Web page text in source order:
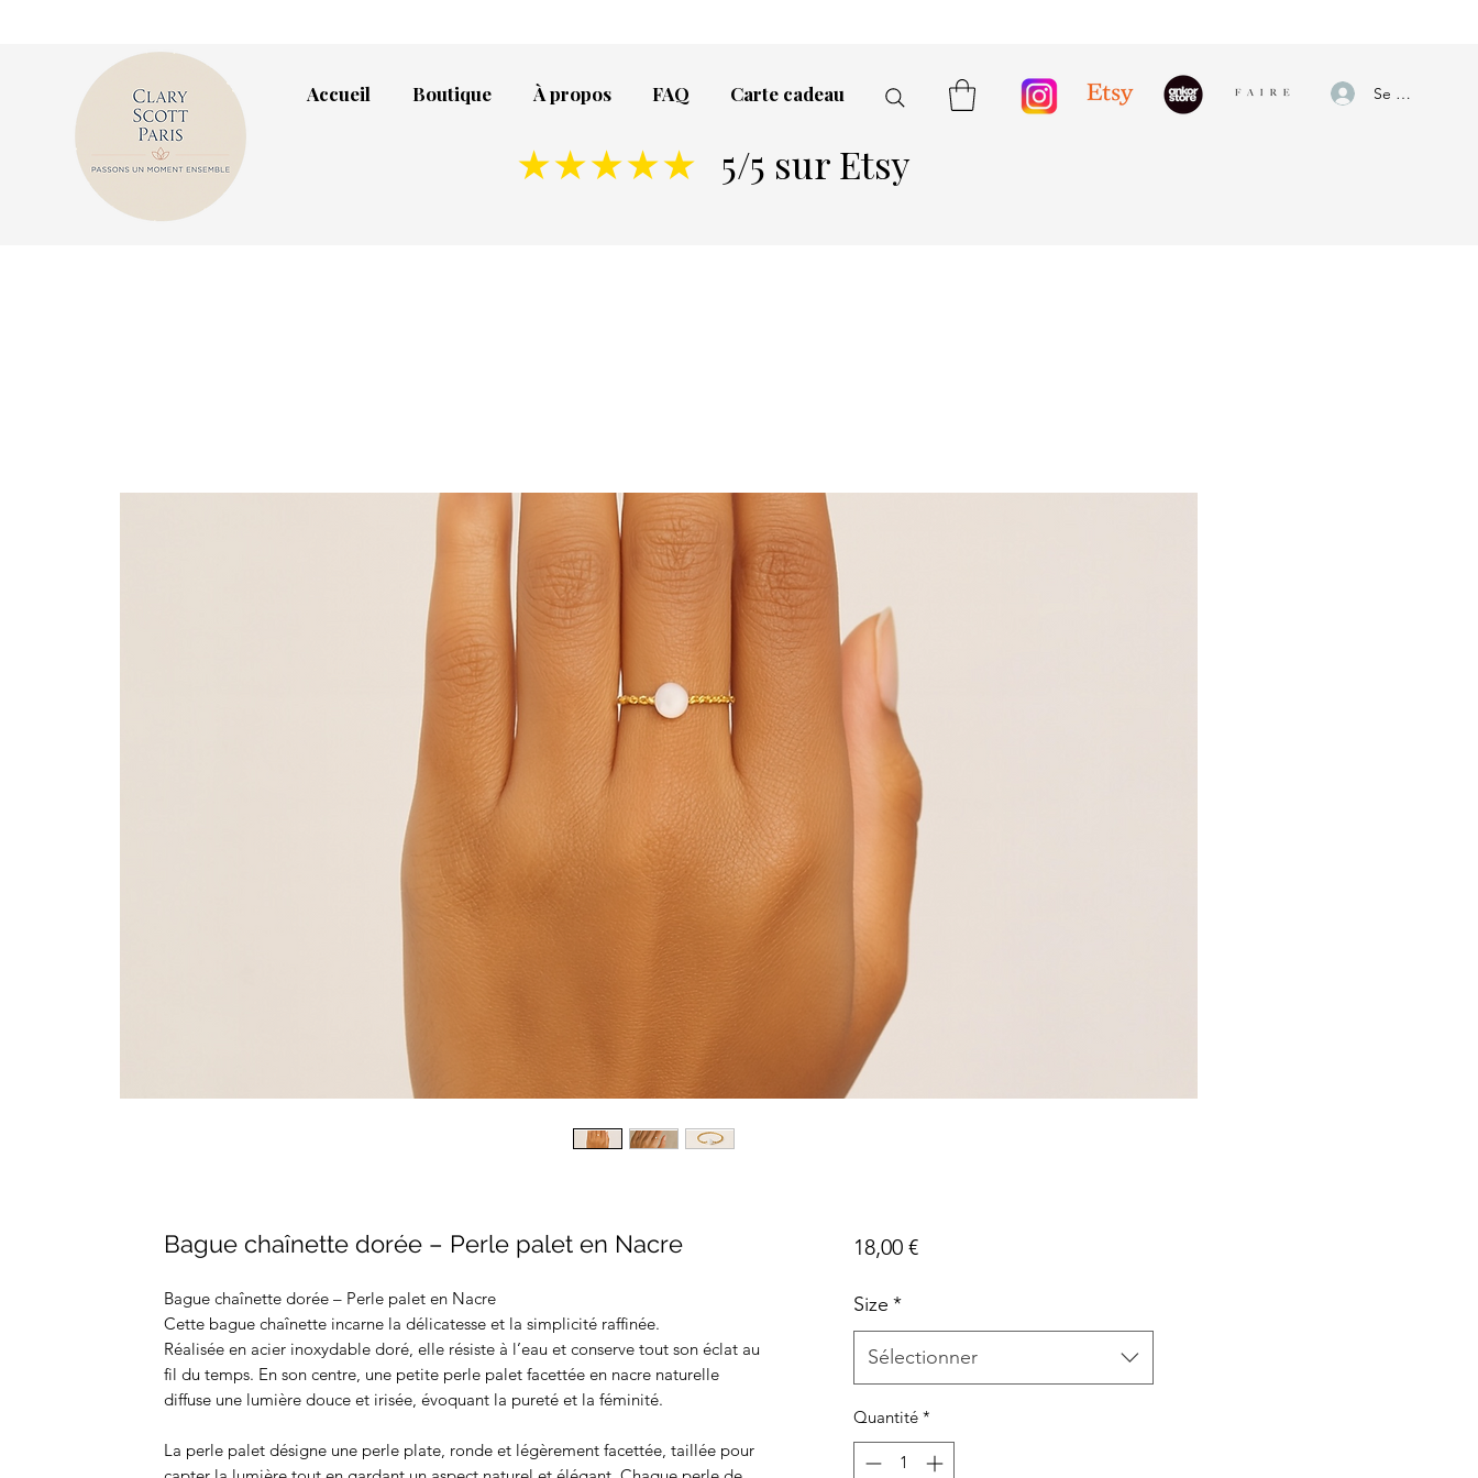
Accueil Boutique À propos FAQ Carte cadeau
★★★★★ 5/5 sur Etsy
Se connecter
Bague chaînette dorée – Perle palet en Nacre
Bague chaînette dorée – Perle palet en Nacre
Cette bague chaînette incarne la délicatesse et la simplicité raffinée.
Réalisée en acier inoxydable doré, elle résiste à l’eau et conserve tout son éclat au
fil du temps. En son centre, une petite perle palet facettée en nacre naturelle
diffuse une lumière douce et irisée, évoquant la pureté et la féminité.
La perle palet désigne une perle plate, ronde et légèrement facettée, taillée pour
18,00 €Prix
Size *
Sélectionner
Quantité *